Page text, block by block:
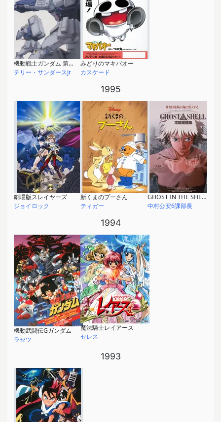
機動戦士ガンダム 第08MS小隊
テリー・サンダースJr
みどりのマキバオー
カスケード
1995
劇場版スレイヤーズ
ジョイロック
新くまのプーさん
ティガー
GHOST IN THE SHELL / 攻殻機動隊
中村公安6課部長
1994
機動武闘伝Gガンダム
ラセツ
魔法騎士レイアース
セレス
1993